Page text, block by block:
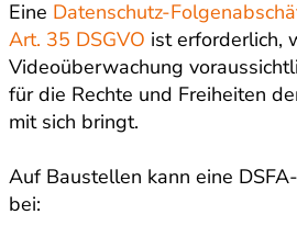
Eine Datenschutz-
Art. 35 DSGVO ist erforderlich,
Videoüberwachung
für die Rechte und Freiheiten
mit sich bringt.
Auf Baustellen kann eine
bei: